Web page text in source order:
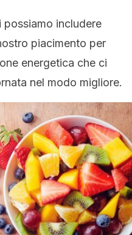
possiamo includere
piacimento per
energetica che ci
nel modo migliore.